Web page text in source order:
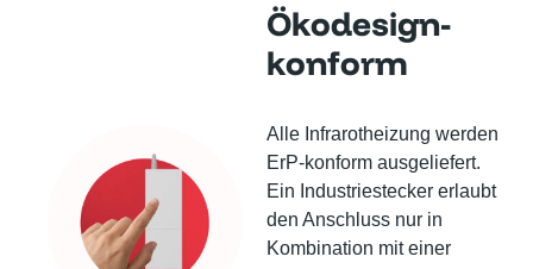
Ökodesign-
konform
Alle Infrarotheizung werden
ErP-konform ausgeliefert.
Ein Industriestecker erlaubt
den Anschluss nur in
Kombination mit einer